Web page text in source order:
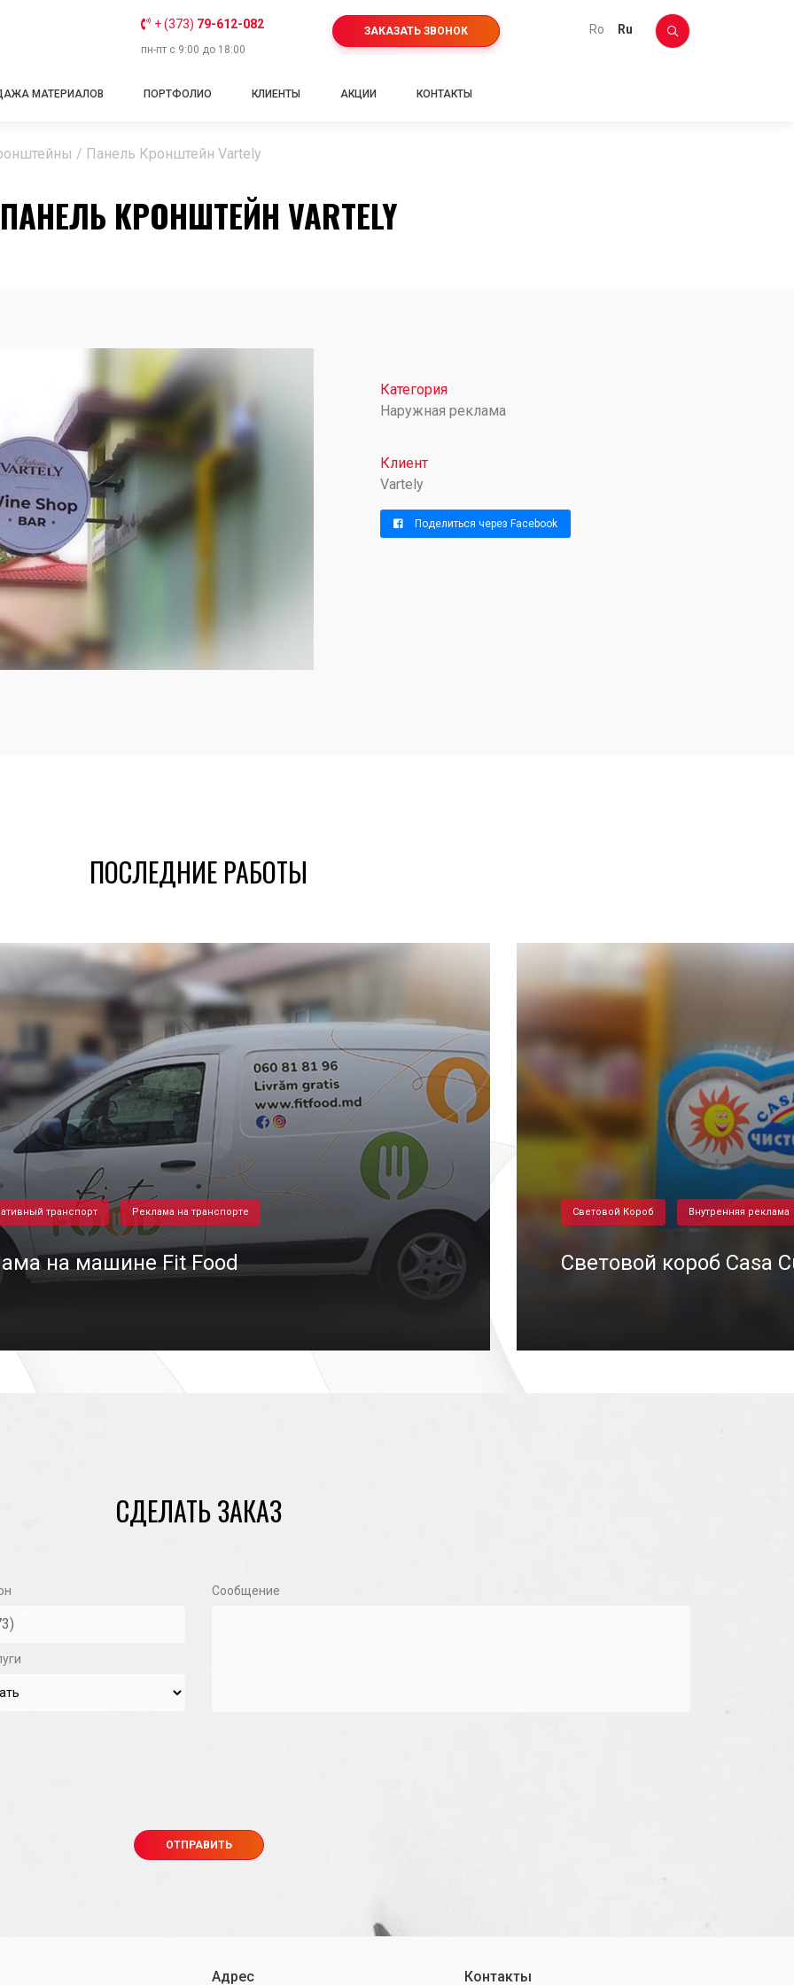
+ (373) 79-612-082
пн-пт с 9:00 до 18:00
ЗАКАЗАТЬ ЗВОНОК ro ru
МАТЕРИАЛОВ ПОРТФОЛИО КЛИЕНТЫ АКЦИИ КОНТАКТЫ
/ Панель Кронштейн Vartely
ПАНЕЛЬ КРОНШТЕЙН VARTELY
Категория
Наружная реклама
Клиент
Vartely
Поделиться через Facebook
ПОСЛЕДНИЕ РАБОТЫ
транспорт Реклама на транспорте
на машине Fit Food
Световой Короб Внутренняя реклама
Световой короб Casa
СДЕЛАТЬ ЗАКАЗ
Сообщение
Адрес Контакты